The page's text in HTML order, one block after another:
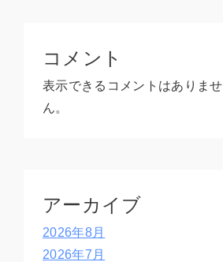
コメント
表示できるコメントはありませ
ん。
アーカイブ
2026年8月
2026年7月